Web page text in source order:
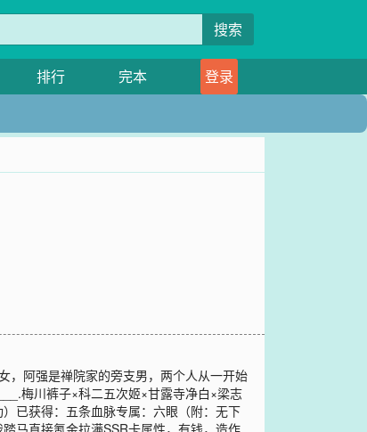
搜索
排行 完本
登录
，阿强是禅院家的旁支男，两个人从一开始
梅川裤子×科二五次姬×甘露寺净白×梁志
已获得：五条血脉专属：六眼（附：无下
马直接氪金拉满SSR卡属性，有钱，造作